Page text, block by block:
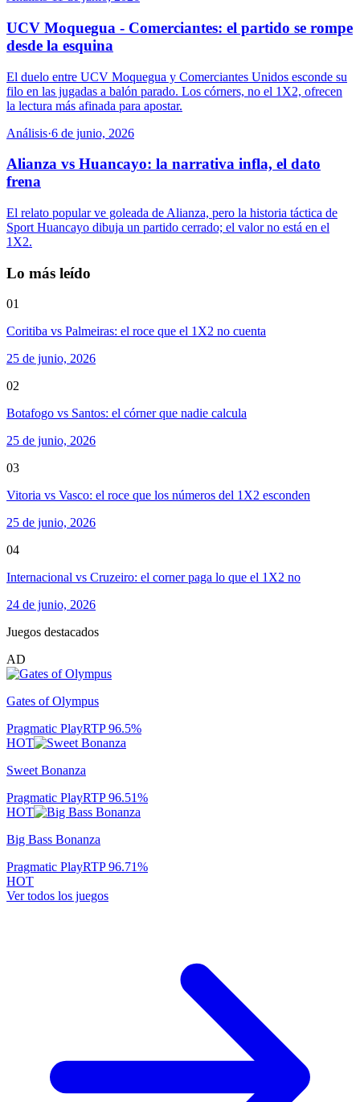
UCV Moquegua - Comerciantes: el partido se rompe
desde la esquina
El duelo entre UCV Moquegua y Comerciantes Unidos esconde su
filo en las jugadas a balón parado. Los córners, no el 1X2, ofrecen
la lectura más afinada para apostar.
Análisis·6 de junio, 2026
Alianza vs Huancayo: la narrativa infla, el dato
frena
El relato popular ve goleada de Alianza, pero la historia táctica de
Sport Huancayo dibuja un partido cerrado; el valor no está en el
1X2.
Lo más leído
01
Coritiba vs Palmeiras: el roce que el 1X2 no cuenta
25 de junio, 2026
02
Botafogo vs Santos: el córner que nadie calcula
25 de junio, 2026
03
Vitoria vs Vasco: el roce que los números del 1X2 esconden
25 de junio, 2026
04
Internacional vs Cruzeiro: el corner paga lo que el 1X2 no
24 de junio, 2026
Juegos destacados
AD
Gates of Olympus
Pragmatic PlayRTP96.5%
HOT
Sweet Bonanza
Pragmatic PlayRTP96.51%
HOT
Big Bass Bonanza
Pragmatic PlayRTP96.71%
HOT
Ver todos los juegos